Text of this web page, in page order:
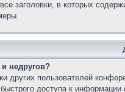
заголовки, в которых
недругов?
других пользователей
доступа к